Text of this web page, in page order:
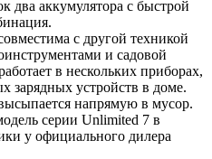
два аккумулятора с быстрой
с другой техникой
и садовой
в нескольких приборах,
зарядных устройств в доме.
напрямую в мусор.
серии Unlimited 7 в
у официального дилера